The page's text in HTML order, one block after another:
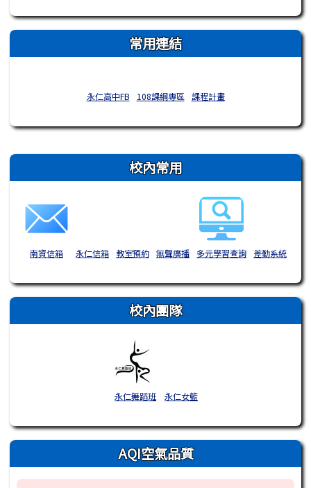
常用連結
永仁高中FB 108課綱專區 課程計畫
右邊區域內容 校內常用
南資信箱 永仁信箱 教室預約 無聲廣播 多元學習查詢 差勤系統
校內團隊
永仁舞蹈班 永仁女籃
AQI空氣品質